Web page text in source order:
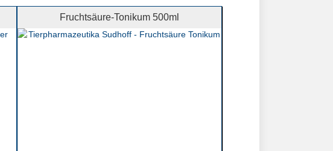
Fruchtsäure-Tonikum 500ml